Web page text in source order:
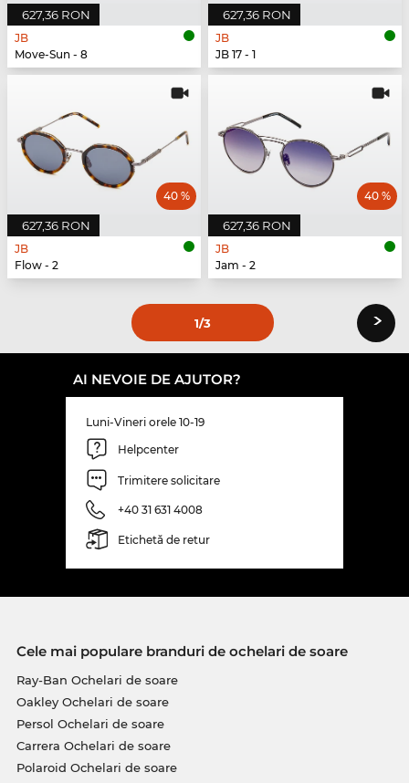
627,36 RON
JB
Move-Sun - 8
627,36 RON
JB
JB 17 - 1
627,36 RON
40 %
JB
Flow - 2
627,36 RON
40 %
JB
Jam - 2
1/3 ›
AI NEVOIE DE AJUTOR?
Luni-Vineri orele 10-19
Helpcenter
Trimitere solicitare
+40 31 631 4008
Etichetă de retur
Cele mai populare branduri de ochelari de soare
Ray-Ban Ochelari de soare
Oakley Ochelari de soare
Persol Ochelari de soare
Carrera Ochelari de soare
Polaroid Ochelari de soare